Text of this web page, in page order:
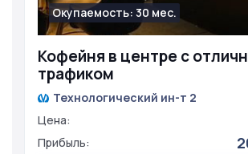
Кофейня в центре с
трафиком
Окупаемость: 30 мес.
Технологический ин-т 2
Цена:
Прибыль: